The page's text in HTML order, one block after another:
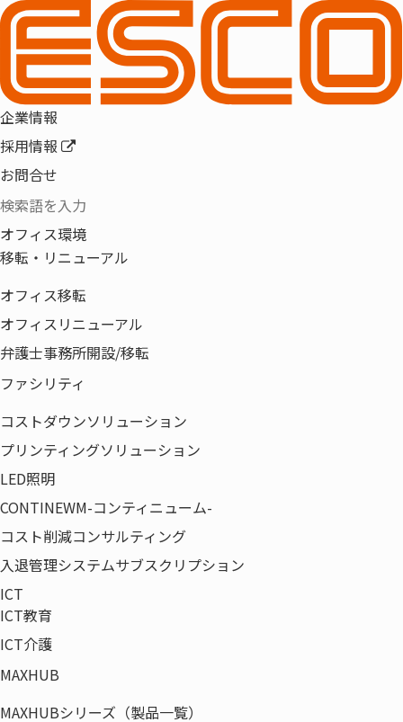
企業情報
採用情報
お問合せ
オフィス環境
移転・リニューアル
オフィス移転
オフィスリニューアル
弁護士事務所開設/移転
ファシリティ
コストダウンソリューション
プリンティングソリューション
LED照明
CONTINEWM-コンティニューム-
コスト削減コンサルティング
入退管理システムサブスクリプション
ICT
ICT教育
ICT介護
MAXHUB
MAXHUBシリーズ（製品一覧）
第154回オフィス移転セ
ミナー (2021.07.14 オン
ラインセミナー)
「実現したい働き方」と「働
く場」
これまでのべ約1万名以上の方にご参加をいただい
ている、オフィス移転セミナー。
を減らすには？」「働き方を見直すには？」 オフ
ィス移転に係わる様々な課題に着目し、その解決
づくノウハウをお伝えいたします。